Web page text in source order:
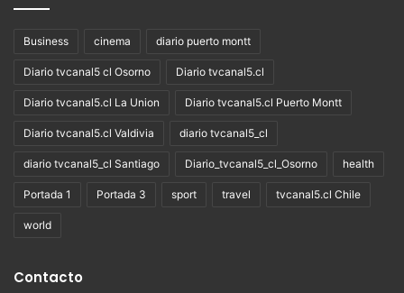
Business cinema diario puerto montt
Diario tvcanal5 cl Osorno Diario tvcanal5.cl
Diario tvcanal5.cl La Union Diario tvcanal5.cl Puerto Montt
Diario tvcanal5.cl Valdivia diario tvcanal5_cl
diario tvcanal5_cl Santiago Diario_tvcanal5_cl_Osorno health
Portada 1 Portada 3 sport travel tvcanal5.cl Chile
world
Contacto